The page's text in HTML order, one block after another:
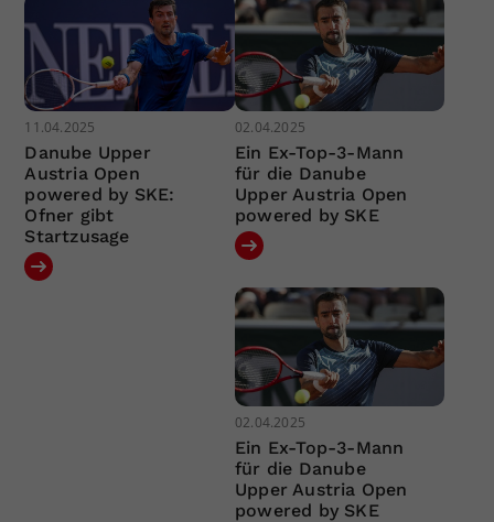
11.04.2025
Danube Upper
Austria Open
powered by SKE:
Ofner gibt
Startzusage
02.04.2025
Ein Ex-Top-3-Mann
für die Danube
Upper Austria Open
powered by SKE
02.04.2025
Ein Ex-Top-3-Mann
für die Danube
Upper Austria Open
powered by SKE